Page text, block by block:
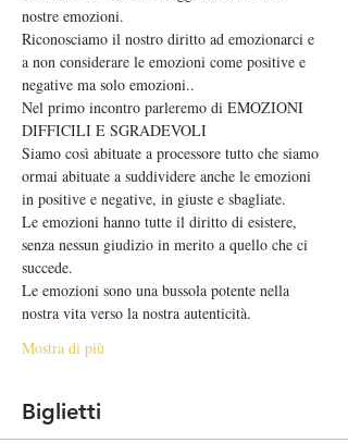
nostre emozioni.
Riconosciamo il nostro diritto ad emozionarci e
a non considerare le emozioni come positive e
negative ma solo emozioni..
Nel primo incontro parleremo di EMOZIONI
DIFFICILI E SGRADEVOLI
Siamo così abituate a processore tutto che siamo
ormai abituate a suddividere anche le emozioni
in positive e negative, in giuste e sbagliate.
Le emozioni hanno tutte il diritto di esistere,
senza nessun giudizio in merito a quello che ci
succede.
Le emozioni sono una bussola potente nella
nostra vita verso la nostra autenticità.
Mostra di più
Biglietti